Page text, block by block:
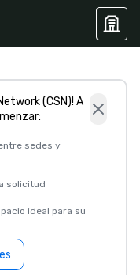
(CSN)! A
sedes y
solicitud
ideal para su